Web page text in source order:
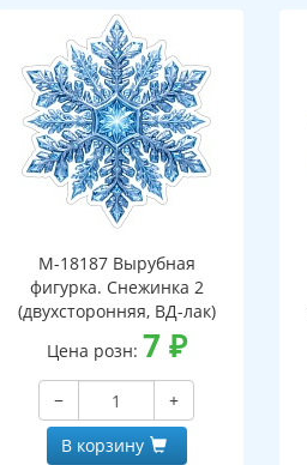
М-18187 Вырубная
фигурка. Снежинка 2
(двухсторонняя, ВД-лак)
Цена розн: 7 ₽
−
+
В корзину